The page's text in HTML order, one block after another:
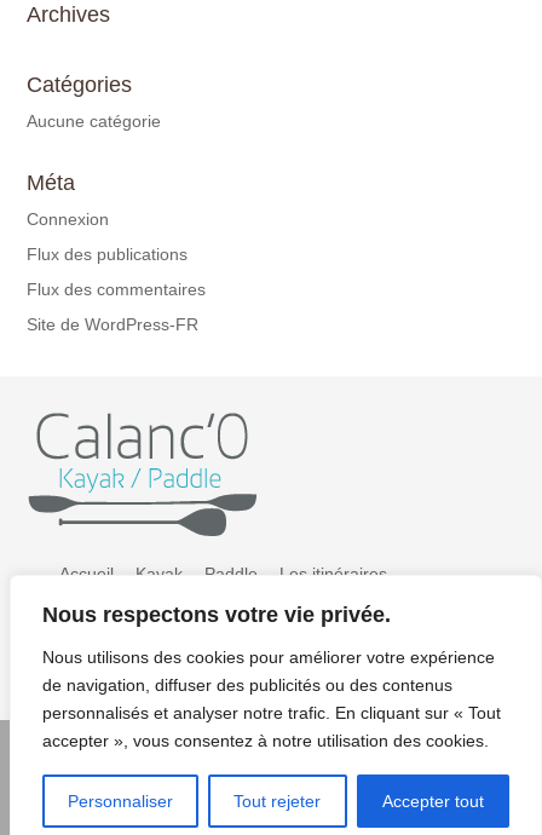
Nous respectons votre vie privée.
Nous utilisons des cookies pour améliorer votre expérience
de navigation, diffuser des publicités ou des contenus
personnalisés et analyser notre trafic. En cliquant sur « Tout
accepter », vous consentez à notre utilisation des cookies.
Personnaliser Tout rejeter Accepter tout
Archives
Catégories
Aucune catégorie
Méta
Connexion
Flux des publications
Flux des commentaires
Site de WordPress-FR
Accueil Kayak Paddle Les itinéraires
Préparer sa sortie Tarifs Galerie photos
Contact / Résa Mentions légales/CGV/CGU
© Copyright 2022 Calanco kayak paddle - Crédits photos: